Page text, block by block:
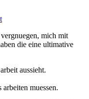
on
in
outlook
mich mit
die eine ultimative
aussieht.
muessen.